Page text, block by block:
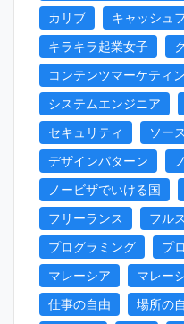
カリブ
キャッシュ
キラキラ起業女子
コンテンツマーケティ
システムエンジニア
セキュリティ
ソー
デザインパターン
ノービザでいける国
フリーランス
フル
プログラミング
プ
マレーシア
マレー
仕事の自由
場所の